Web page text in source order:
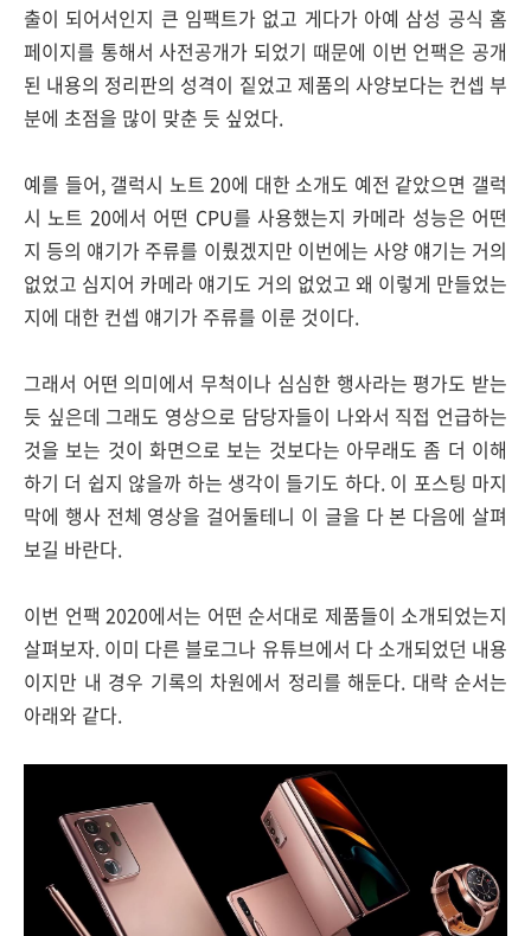
출이 되어서인지 큰 임팩트가 없고 게다가 아예 삼성 공식 홈
페이지를 통해서 사전공개가 되었기 때문에 이번 언팩은 공개
된 내용의 정리판의 성격이 짙었고 제품의 사양보다는 컨셉 부
분에 초점을 많이 맞춘 듯 싶었다.
예를 들어, 갤럭시 노트 20에 대한 소개도 예전 같았으면 갤럭
시 노트 20에서 어떤 CPU를 사용했는지 카메라 성능은 어떤
지 등의 얘기가 주류를 이뤘겠지만 이번에는 사양 얘기는 거의
없었고 심지어 카메라 얘기도 거의 없었고 왜 이렇게 만들었는
지에 대한 컨셉 얘기가 주류를 이룬 것이다.
그래서 어떤 의미에서 무척이나 심심한 행사라는 평가도 받는
듯 싶은데 그래도 영상으로 담당자들이 나와서 직접 언급하는
것을 보는 것이 화면으로 보는 것보다는 아무래도 좀 더 이해
하기 더 쉽지 않을까 하는 생각이 들기도 하다. 이 포스팅 마지
막에 행사 전체 영상을 걸어둘테니 이 글을 다 본 다음에 살펴
보길 바란다.
이번 언팩 2020에서는 어떤 순서대로 제품들이 소개되었는지
살펴보자. 이미 다른 블로그나 유튜브에서 다 소개되었던 내용
이지만 내 경우 기록의 차원에서 정리를 해둔다. 대략 순서는
아래와 같다.